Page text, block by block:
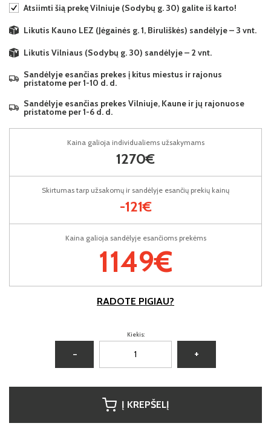
Atsiimti šią prekę Vilniuje (Sodybų g. 30) galite iš karto!
Likutis Kauno LEZ (Jėgainės g. 1, Biruliškės) sandėlyje – 3 vnt.
Likutis Vilniaus (Sodybų g. 30) sandėlyje – 2 vnt.
Sandėlyje esančias prekes į kitus miestus ir rajonus
pristatome per 1-10 d. d.
Sandėlyje esančias prekes Vilniuje, Kaune ir jų rajonuose
pristatome per 1-6 d. d.
Kaina galioja sandėlyje esančioms prekėms
1149€
Kaina galioja individualiems užsakymams
1270€
Skirtumas tarp užsakomų ir sandėlyje esančių prekių kainų
-121€
RADOTE PIGIAU?
Kiekis:
− +
Į KREPŠELĮ